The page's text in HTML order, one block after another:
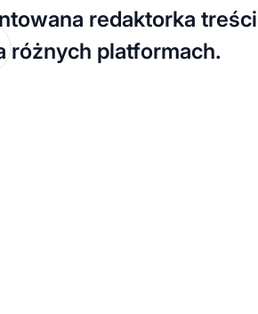
redaktorka
różnych platformach.